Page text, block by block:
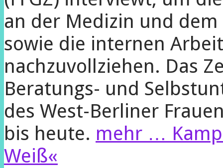
an der Medizin und
sowie die internen
nachzuvollziehen. Das
Beratungs- und
des West-Berliner
bis heute. mehr …
Weiß«